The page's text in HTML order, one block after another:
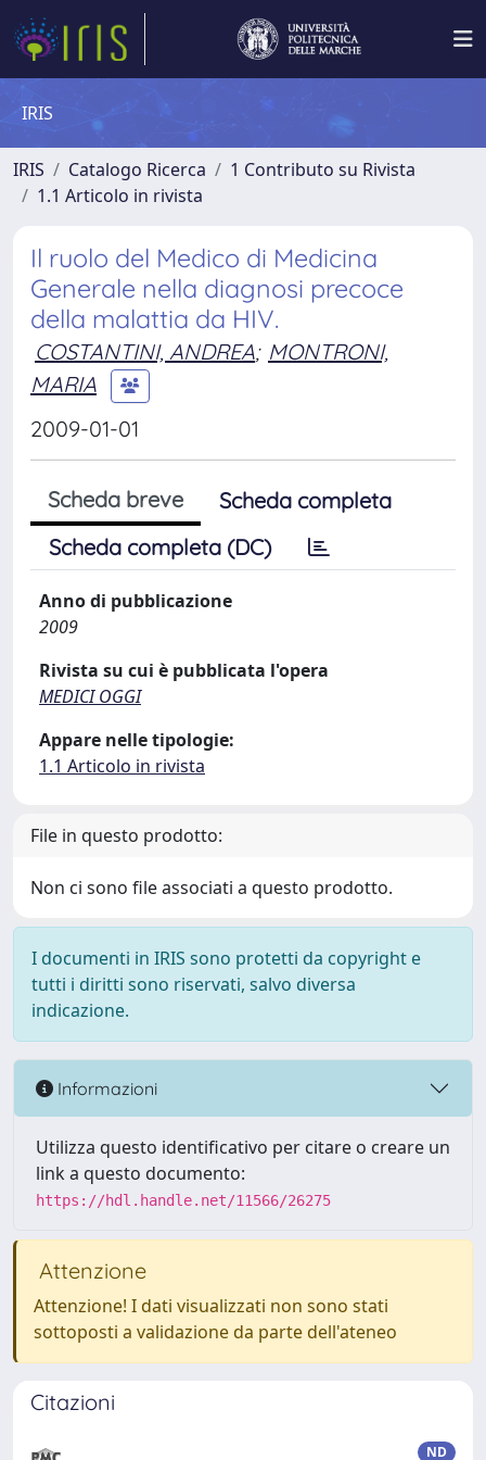
IRIS
IRIS Catalogo Ricerca
1 Contributo su Rivista
1.1 Articolo in rivista
Il ruolo del Medico di Medicina
Generale nella diagnosi precoce
della malattia da HIV.
COSTANTINI, ANDREA; MONTRONI,
MARIA
2009-01-01
Scheda breve
Scheda completa
Scheda completa (DC)
Anno di pubblicazione
2009
Rivista su cui è pubblicata l'opera
MEDICI OGGI
Appare nelle tipologie:
1.1 Articolo in rivista
File in questo prodotto:
Non ci sono file associati a questo prodotto.
I documenti in IRIS sono protetti da copyright e
tutti i diritti sono riservati, salvo diversa
indicazione.
Informazioni
Utilizza questo identificativo per citare o creare un
link a questo documento:
https://hdl.handle.net/11566/26275
Attenzione
Attenzione! I dati visualizzati non sono stati
sottoposti a validazione da parte dell'ateneo
Citazioni
ND